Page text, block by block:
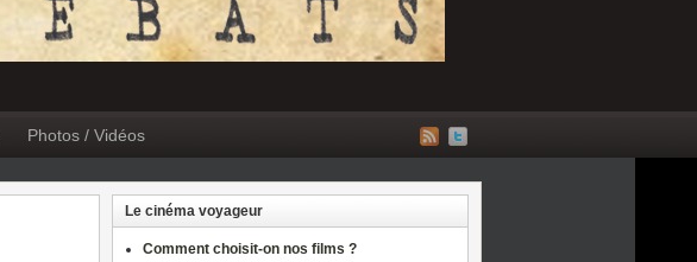
Photos / Vidéos
Le cinéma voyageur
Comment choisit-on nos films ?